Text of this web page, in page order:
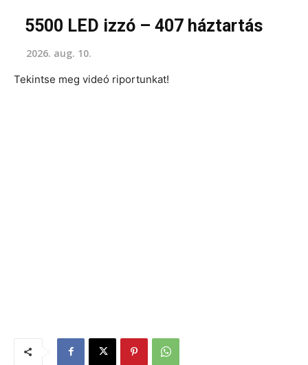
5500 LED izzó – 407 háztartás
2026. aug. 10.
Tekintse meg videó riportunkat!